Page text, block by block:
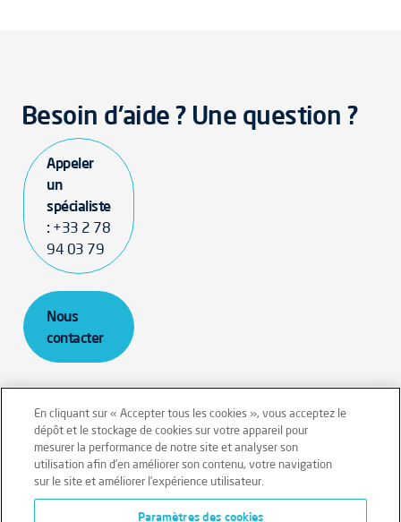
Besoin d'aide ? Une question ?
Appeler
un
spécialiste
: +33 2 78
94 03 79
Nous
contacter
Mentions légales
Conditions générales
Données personnelles
En cliquant sur « Accepter tous les cookies », vous acceptez le
dépôt et le stockage de cookies sur votre appareil pour
mesurer la performance de notre site et analyser son
utilisation afin d’en améliorer son contenu, votre navigation
sur le site et améliorer l’expérience utilisateur.
Paramètres des cookies